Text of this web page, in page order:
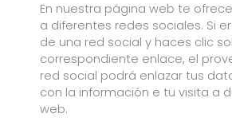
En nuestra página web te
a diferentes redes sociales. Si
de una red social y haces clic
correspondiente enlace, el
red social podrá enlazar tus
con la información e tu visita a
web.